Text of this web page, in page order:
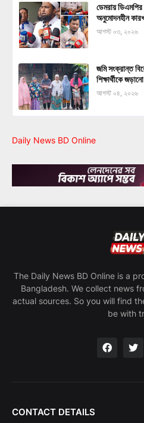
ডেমরায় ডিএমপির
অনুমোদনহীন
আগস্ট ০৩, ২০২৬
জমি সংক্রান্ত
শিক্ষার্থীকে
আগস্ট ০৪, ২০২৬
Daily News BD Online
The Daily News BD Online is a
Bangladesh. We collect news
actual sources. So you will find
be with
CONTACT DETAILS